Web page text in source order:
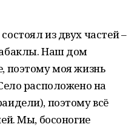
из двух частей –
Наш дом
поэтому моя жизнь
расположено на
поэтому всё
Мы, босоногие